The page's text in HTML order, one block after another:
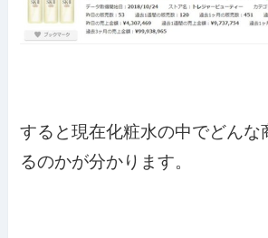
すると現在化粧水の中でどんな
るのかが分かります。